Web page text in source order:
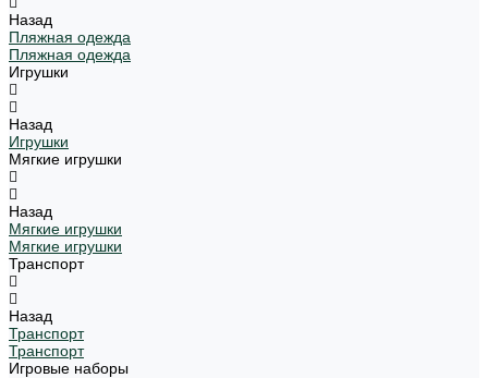
Назад
Пляжная одежда
Пляжная одежда
Игрушки
Назад
Игрушки
Мягкие игрушки
Назад
Мягкие игрушки
Мягкие игрушки
Транспорт
Назад
Транспорт
Транспорт
Игровые наборы